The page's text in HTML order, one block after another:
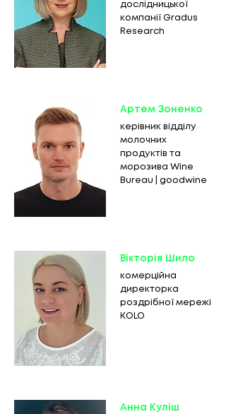
дослідницької
компанії Gradus
Research
Артем Зоненко
керівник відділу
молочних
продуктів та
морозива Wine
Bureau | goodwine
Вікторія Шило
комерційна
директорка
роздрібної мережі
KOLO
Анна Куліш